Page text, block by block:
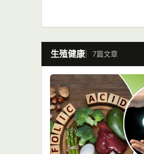
生殖健康 7篇文章